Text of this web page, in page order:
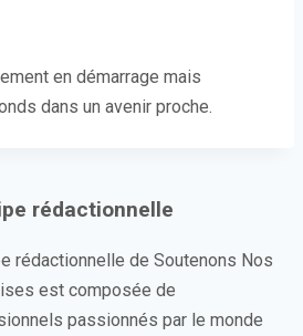
en démarrage mais
dans un avenir proche.
rédactionnelle
rédactionnelle de Soutenons Nos
est composée de
passionnés par le monde